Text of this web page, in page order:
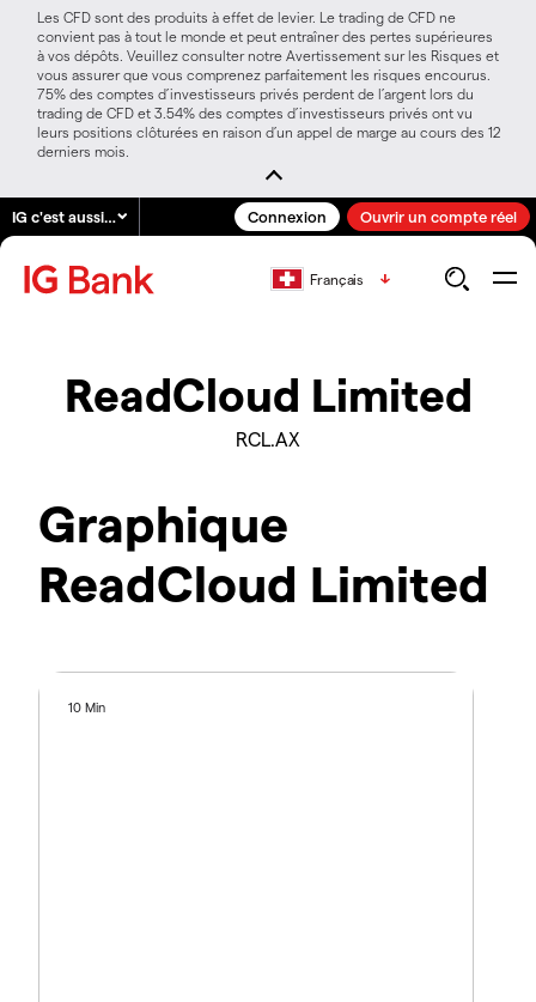
Les CFD sont des produits à effet de levier. Le trading de CFD ne
convient pas à tout le monde et peut entraîner des pertes supérieures
à vos dépôts. Veuillez consulter notre Avertissement sur les Risques et
vous assurer que vous comprenez parfaitement les risques encourus.
75% des comptes d’investisseurs privés perdent de l’argent lors du
trading de CFD et 3.54% des comptes d’investisseurs privés ont vu
leurs positions clôturées en raison d’un appel de marge au cours des 12
derniers mois.
IG c'est aussi… Connexion Ouvrir un compte réel
Français
ReadCloud Limited
RCL.AX
Graphique
ReadCloud Limited
10 Min